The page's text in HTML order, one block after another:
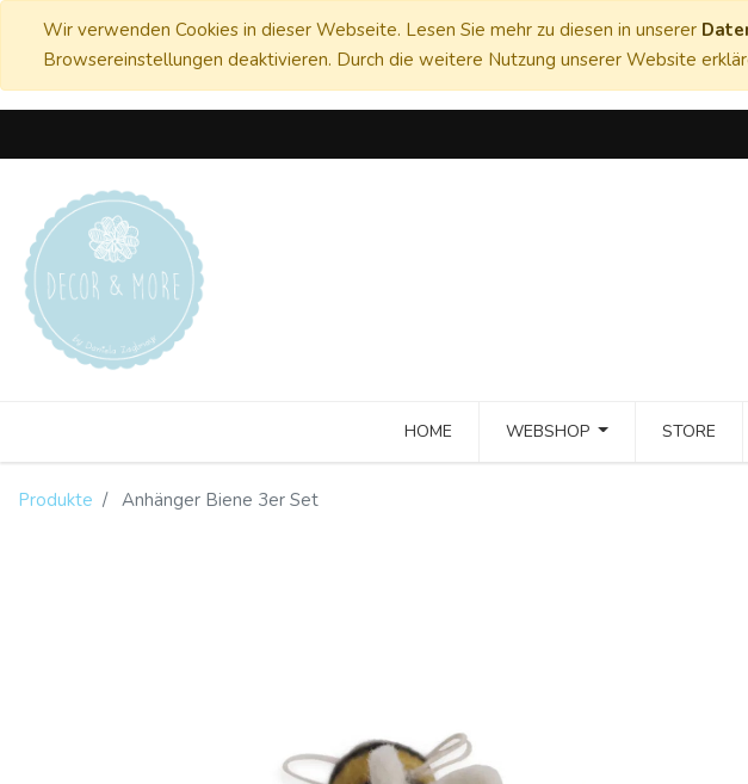
Wir verwenden Cookies in dieser Webseite. Lesen Sie mehr zu diesen in unserer
Browsereinstellungen deaktivieren. Durch die weitere Nutzung unserer Website
HOME WEBSHOP STORE
Produkte Anhänger Biene 3er Set